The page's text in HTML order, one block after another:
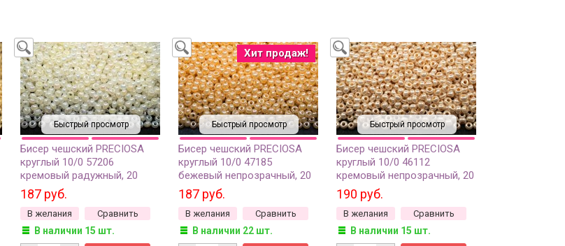
Быстрый просмотр
Бисер чешский PRECIOSA
круглый 10/0 57206
кремовый радужный, 20
грамм
187 руб.
В желания Сравнить
В наличии 15 шт.
Быстрый просмотр
Хит продаж!
Бисер чешский PRECIOSA
круглый 10/0 47185
бежевый непрозрачный, 20
грамм
187 руб.
В желания Сравнить
В наличии 22 шт.
Быстрый просмотр
Бисер чешский PRECIOSA
круглый 10/0 46112
кремовый непрозрачный, 20
грамм
190 руб.
В желания Сравнить
В наличии 15 шт.